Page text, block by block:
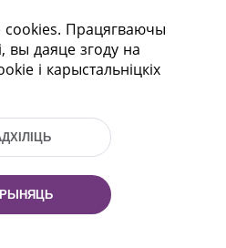
220114
37, Факс: (+375 17)
cookies. Працягваючы
вы даяце згоду на
і карыстальніцкіх